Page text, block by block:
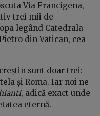
Via Francigena,
trei mii de
legând Catedrala
din Vatican, cea
sunt doar trei:
și Roma. Iar noi ne
, adică exact unde
eternă.